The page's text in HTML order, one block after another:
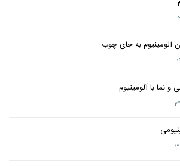
به جای چوب
نما با آلومینیوم